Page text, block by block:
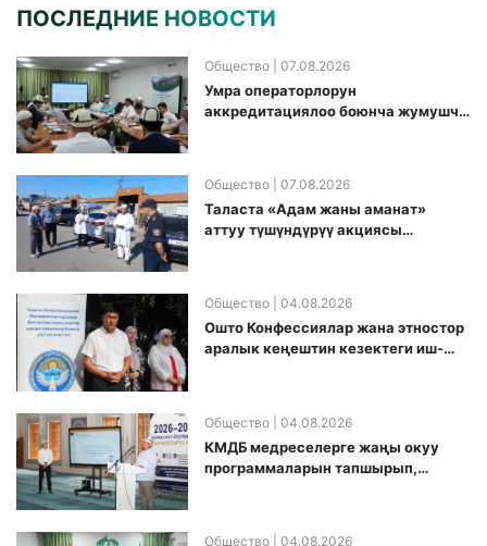
ПОСЛЕДНИЕ НОВОСТИ
Общество | 07.08.2026
Умра операторлорун
аккредитациялоо боюнча жумушчу
Общество | 07.08.2026
Таласта «Адам жаны аманат»
аттуу түшүндүрүү акциясы
Общество | 04.08.2026
Ошто Конфессиялар жана этностор
аралык кеңештин кезектеги иш-
Общество | 04.08.2026
КМДБ медреселерге жаңы окуу
программаларын тапшырып,
Общество | 04.08.2026